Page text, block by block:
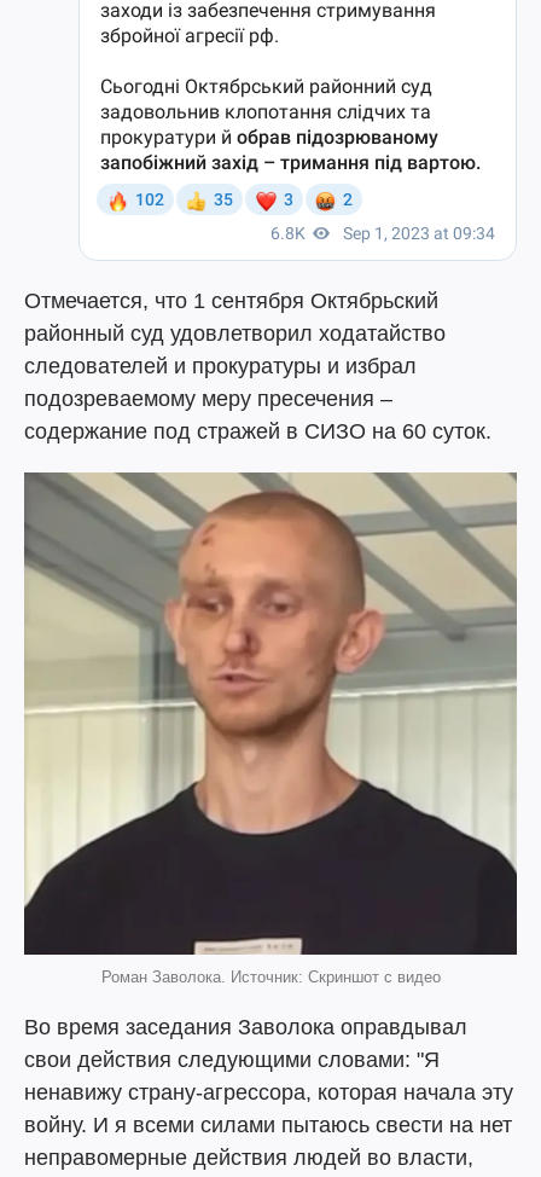
Отмечается, что 1 сентября Октябрьский
районный суд удовлетворил ходатайство
следователей и прокуратуры и избрал
подозреваемому меру пресечения –
содержание под стражей в СИЗО на 60 суток.
Роман Заволока. Источник: Скриншот с видео
Во время заседания Заволока оправдывал
свои действия следующими словами: "Я
ненавижу страну-агрессора, которая начала эту
войну. И я всеми силами пытаюсь свести на нет
неправомерные действия людей во власти,